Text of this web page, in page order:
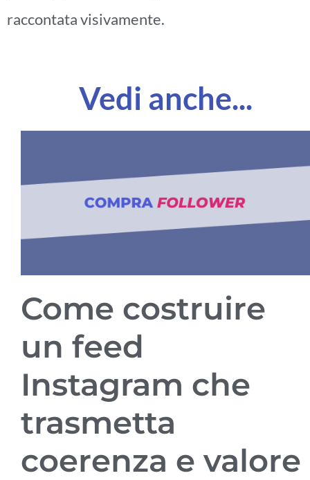
raccontata visivamente.
Vedi anche...
Come costruire
un feed
Instagram che
trasmetta
coerenza e valore